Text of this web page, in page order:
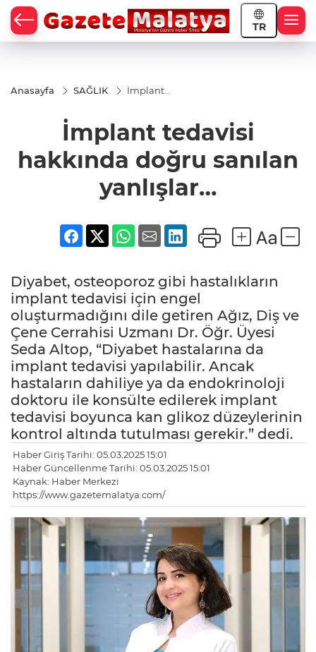
TR
Anasayfa SAĞLIK
İmplant
doğru
sanılan
İmplant tedavisi
hakkında doğru sanılan
yanlışlar…
Diyabet, osteoporoz gibi hastalıkların
implant tedavisi için engel
oluşturmadığını dile getiren Ağız, Diş ve
Çene Cerrahisi Uzmanı Dr. Öğr. Üyesi
Seda Altop, “Diyabet hastalarına da
implant tedavisi yapılabilir. Ancak
hastaların dahiliye ya da endokrinoloji
doktoru ile konsülte edilerek implant
tedavisi boyunca kan glikoz düzeylerinin
kontrol altında tutulması gerekir.” dedi.
Haber Giriş Tarihi: 05.03.2025 15:01
Haber Güncellenme Tarihi: 05.03.2025 15:01
Kaynak: Haber Merkezi
https://www.gazetemalatya.com/